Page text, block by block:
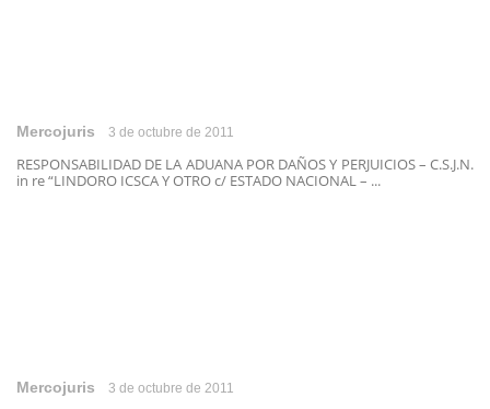
Mercojuris 3 de octubre de 2011
RESPONSABILIDAD DE LA ADUANA POR DAÑOS Y PERJUICIOS – C.S.J.N.
in re “LINDORO ICSCA Y OTRO c/ ESTADO NACIONAL – ...
Mercojuris 3 de octubre de 2011